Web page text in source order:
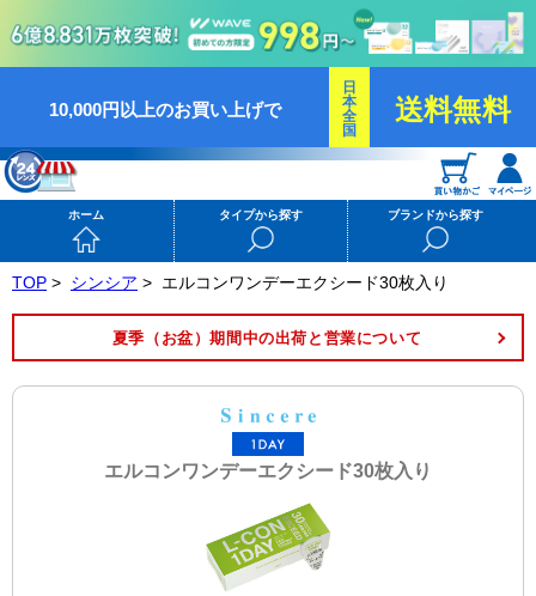
10,000円以上のお買い上げで
日
本
全
国
送料無料
ホーム タイプから探す ブランドから探す
TOP > シンシア > エルコンワンデーエクシード30枚入り
夏季（お盆）期間中の出荷と営業について
エルコンワンデーエクシード30枚入り